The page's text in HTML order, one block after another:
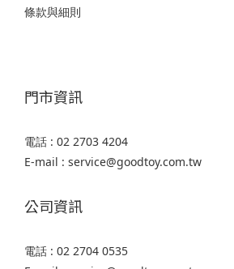
條款與細則
門市資訊
電話 : 02 2703 4204
E-mail : service@goodtoy.com.tw
公司資訊
電話 : 02 2704 0535